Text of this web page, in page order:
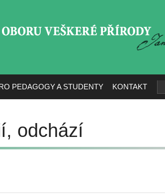
PEDAGOGY A STUDENTY KONTAKT
odchází